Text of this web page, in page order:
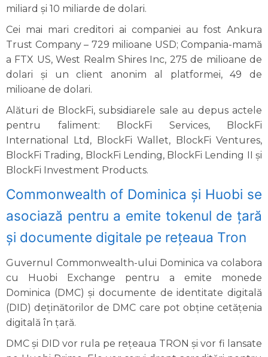
miliard și 10 miliarde de dolari.
Cei mai mari creditori ai companiei au fost Ankura
Trust Company – 729 milioane USD; Compania-mamă
a FTX US, West Realm Shires Inc, 275 de milioane de
dolari și un client anonim al platformei, 49 de
milioane de dolari.
Alături de BlockFi, subsidiarele sale au depus actele
pentru faliment: BlockFi Services, BlockFi
International Ltd, BlockFi Wallet, BlockFi Ventures,
BlockFi Trading, BlockFi Lending, BlockFi Lending II și
BlockFi Investment Products.
Commonwealth of Dominica și Huobi se
asociază pentru a emite tokenul de țară
și documente digitale pe rețeaua Tron
Guvernul Commonwealth-ului Dominica va colabora
cu Huobi Exchange pentru a emite monede
Dominica (DMC) și documente de identitate digitală
(DID) deținătorilor de DMC care pot obține cetățenia
digitală în țară.
DMC și DID vor rula pe rețeaua TRON și vor fi lansate